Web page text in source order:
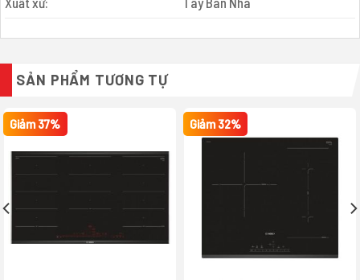
SẢN PHẨM TƯƠNG TỰ
Giảm 37% Giảm 32%